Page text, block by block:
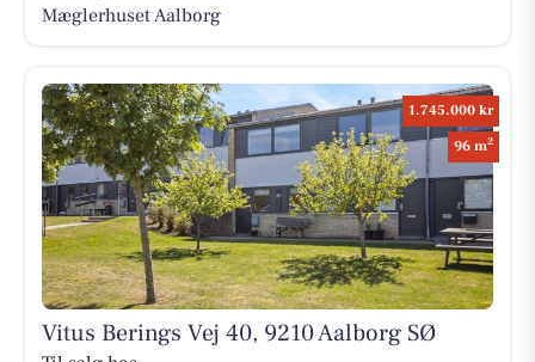
Mæglerhuset Aalborg
1.745.000 kr
96 m2
Vitus Berings Vej 40, 9210 Aalborg SØ